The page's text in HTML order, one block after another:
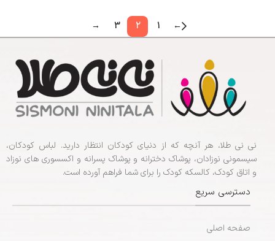
←
1
2
3
→
نی نی طلا، هر آنچه که از دنیای کودکان انتظار دارید. لباس کودکان،
سیسمونی نوزادان، پوشاک دخترانه و پوشاک پسرانه و اکسسوری های نوزاد
و اتاق کودک، کالسکه کودک را برای شما فراهم آورده است.
دسترسی سریع
صفحه اصلی